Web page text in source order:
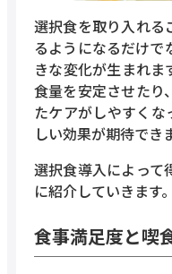
選択食を取り入れる
るようになるだけで
きな変化が生まれ
食量を安定させたり
たケアがしやすくな
しい効果が期待でき
選択食導入によって
に紹介していきます。
食事満足度と喫